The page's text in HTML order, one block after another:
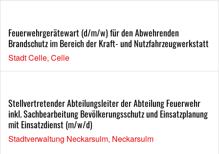
Feuerwehrgerätewart (d/m/w) für den Abwehrenden
Brandschutz im Bereich der Kraft- und Nutzfahrzeugwerkstatt
Stadt Celle, Celle
Stellvertretender Abteilungsleiter der Abteilung Feuerwehr
inkl. Sachbearbeitung Bevölkerungsschutz und Einsatzplanung
mit Einsatzdienst (m/w/d)
Stadtverwaltung Neckarsulm, Neckarsulm